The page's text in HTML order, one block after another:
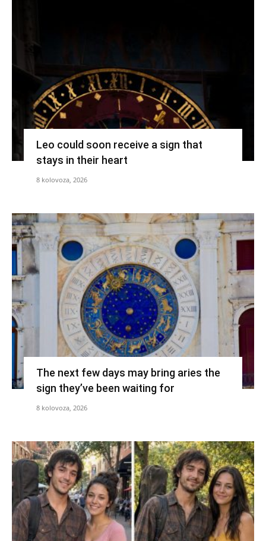
Leo could soon receive a sign that
stays in their heart
8 kolovoza, 2026
The next few days may bring aries the
sign they’ve been waiting for
8 kolovoza, 2026